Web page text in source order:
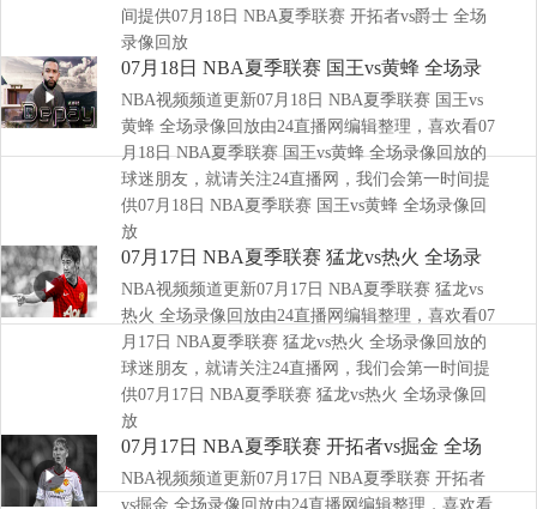
间提供07月18日 NBA夏季联赛 开拓者vs爵士 全场
录像回放
07月18日 NBA夏季联赛 国王vs黄蜂 全场录
像回放
NBA视频频道更新07月18日 NBA夏季联赛 国王vs
黄蜂 全场录像回放由24直播网编辑整理，喜欢看07
月18日 NBA夏季联赛 国王vs黄蜂 全场录像回放的
球迷朋友，就请关注24直播网，我们会第一时间提
供07月18日 NBA夏季联赛 国王vs黄蜂 全场录像回
放
07月17日 NBA夏季联赛 猛龙vs热火 全场录
像回放
NBA视频频道更新07月17日 NBA夏季联赛 猛龙vs
热火 全场录像回放由24直播网编辑整理，喜欢看07
月17日 NBA夏季联赛 猛龙vs热火 全场录像回放的
球迷朋友，就请关注24直播网，我们会第一时间提
供07月17日 NBA夏季联赛 猛龙vs热火 全场录像回
放
07月17日 NBA夏季联赛 开拓者vs掘金 全场
录像回放
NBA视频频道更新07月17日 NBA夏季联赛 开拓者
vs掘金 全场录像回放由24直播网编辑整理，喜欢看